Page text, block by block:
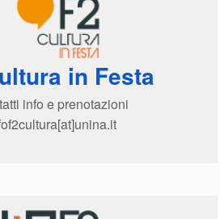
in Festa
info e prenotazioni